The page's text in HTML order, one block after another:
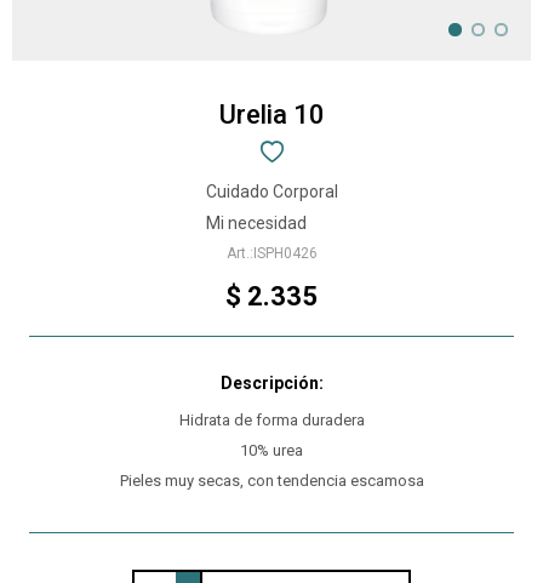
Urelia 10
Cuidado Corporal
Mi necesidad
ISPH0426
$ 2.335
Hidrata de forma duradera
10% urea
Pieles muy secas, con tendencia escamosa